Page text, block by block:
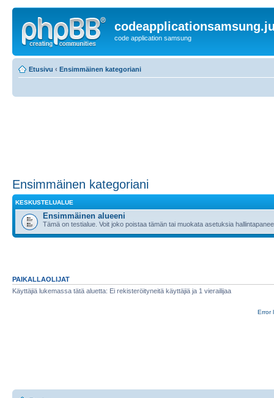
code application samsung
Etusivu ‹ Ensimmäinen kategoriani
Ensimmäinen kategoriani
KESKUSTELUALUE
Ensimmäinen alueeni
Tämä on testialue. Voit joko poistaa tämän tai muokata asetuksia
PAIKALLAOLIJAT
Käyttäjiä lukemassa tätä aluetta: Ei rekisteröityneitä käyttäjiä ja 1 vierailijaa
Error